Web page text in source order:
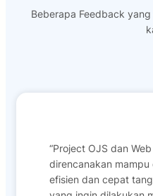
Beberapa Feedback
“Project OJS dan
direncanakan
efisien dan cepat